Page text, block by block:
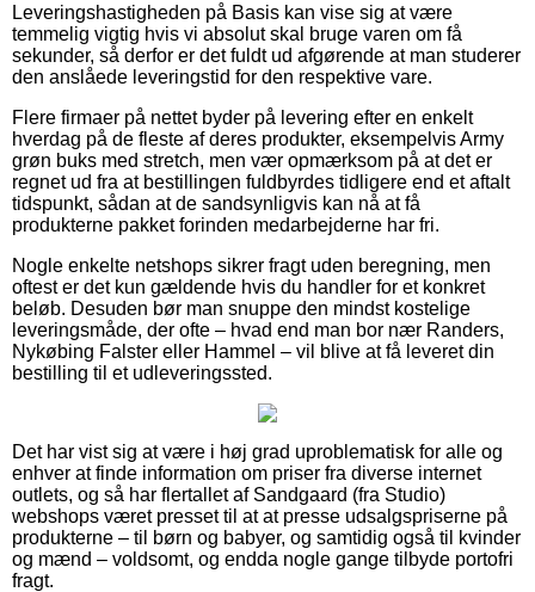
Leveringshastigheden på Basis kan vise sig at være
temmelig vigtig hvis vi absolut skal bruge varen om få
sekunder, så derfor er det fuldt ud afgørende at man studerer
den anslåede leveringstid for den respektive vare.
Flere firmaer på nettet byder på levering efter en enkelt
hverdag på de fleste af deres produkter, eksempelvis Army
grøn buks med stretch, men vær opmærksom på at det er
regnet ud fra at bestillingen fuldbyrdes tidligere end et aftalt
tidspunkt, sådan at de sandsynligvis kan nå at få
produkterne pakket forinden medarbejderne har fri.
Nogle enkelte netshops sikrer fragt uden beregning, men
oftest er det kun gældende hvis du handler for et konkret
beløb. Desuden bør man snuppe den mindst kostelige
leveringsmåde, der ofte – hvad end man bor nær Randers,
Nykøbing Falster eller Hammel – vil blive at få leveret din
bestilling til et udleveringssted.
Det har vist sig at være i høj grad uproblematisk for alle og
enhver at finde information om priser fra diverse internet
outlets, og så har flertallet af Sandgaard (fra Studio)
webshops været presset til at at presse udsalgspriserne på
produkterne – til børn og babyer, og samtidig også til kvinder
og mænd – voldsomt, og endda nogle gange tilbyde portofri
fragt.